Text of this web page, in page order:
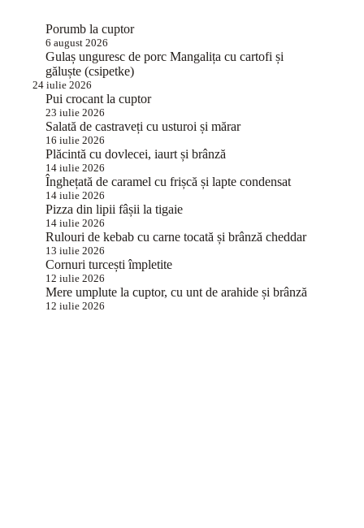
Porumb la cuptor
6 august 2026
Gulaș unguresc de porc Mangalița cu cartofi și
găluște (csipetke)
24 iulie 2026
Pui crocant la cuptor
23 iulie 2026
Salată de castraveți cu usturoi și mărar
16 iulie 2026
Plăcintă cu dovlecei, iaurt și brânză
14 iulie 2026
Înghețată de caramel cu frișcă și lapte condensat
14 iulie 2026
Pizza din lipii fâșii la tigaie
14 iulie 2026
Rulouri de kebab cu carne tocată și brânză cheddar
13 iulie 2026
Cornuri turcești împletite
12 iulie 2026
Mere umplute la cuptor, cu unt de arahide și brânză
12 iulie 2026